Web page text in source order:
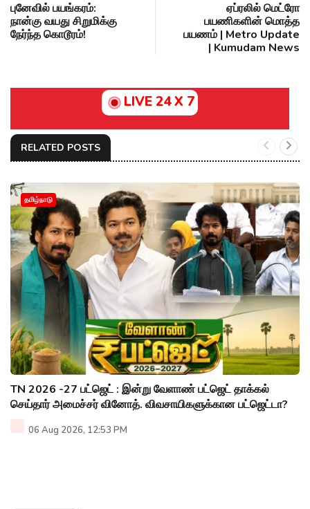
புனேவில் பயங்கரம்:
நான்கு வயது சிறுமிக்கு
நேர்ந்த கொடூரம்!
ஏப்ரலில் மெட்ரோ
பயணிகளின் மொத்த
பயணம் | Metro Update
| Kumudam News
LIVE 24 X 7
RELATED POSTS
தமிழ்நாடு
TN 2026 -27 பட்ஜெட் : இன்று வேளாண் பட்ஜெட் தாக்கல்
செய்தார் அமைச்சர் வினோத். விவசாயிகளுக்கான பட்ஜெட்டா?
06 Aug 2026, 12:53 PM